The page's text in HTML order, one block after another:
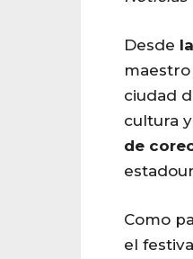
Desde
ciudad
cultura
de
Como
el